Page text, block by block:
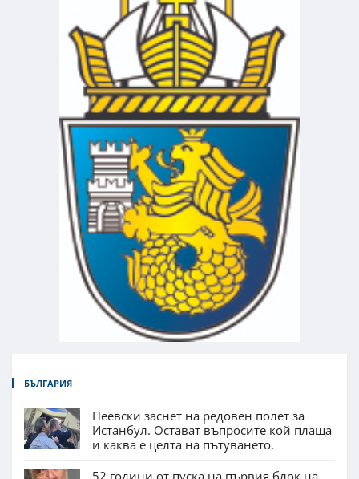
БЪЛГАРИЯ
Пеевски заснет на редовен полет за
Истанбул. Остават въпросите кой плаща
и каква е целта на пътуването.